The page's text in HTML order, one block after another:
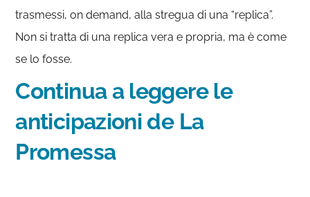
trasmessi, on demand, alla stregua di una “replica”.
Non si tratta di una replica vera e propria, ma è come
se lo fosse.
Continua a leggere le
anticipazioni de La
Promessa